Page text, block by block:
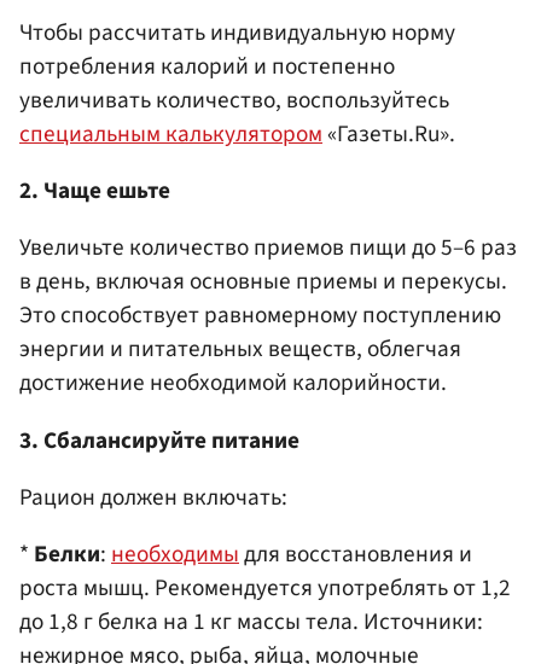
Чтобы рассчитать индивидуальную норму
потребления калорий и постепенно
увеличивать количество, воспользуйтесь
специальным калькулятором«Газеты.Ru».
2. Чаще ешьте
Увеличьте количество приемов пищи до 5–6 раз
в день, включая основные приемы и перекусы.
Это способствует равномерному поступлению
энергии и питательных веществ, облегчая
достижение необходимой калорийности. ​
3. Сбалансируйте питание
Рацион должен включать:​
* Белки:необходимыдля восстановления и
роста мышц. Рекомендуется употреблять от 1,2
до 1,8 г белка на 1 кг массы тела. Источники:
нежирное мясо, рыба, яйца, молочные